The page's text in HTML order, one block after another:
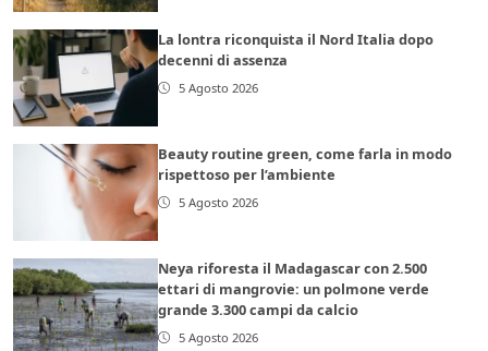
La lontra riconquista il Nord Italia dopo
decenni di assenza
5 Agosto 2026
Beauty routine green, come farla in modo
rispettoso per l’ambiente
5 Agosto 2026
Neya riforesta il Madagascar con 2.500
ettari di mangrovie: un polmone verde
grande 3.300 campi da calcio
5 Agosto 2026